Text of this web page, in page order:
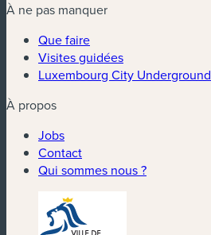
À ne pas manquer
Que faire
Visites guidées
Luxembourg City Underground
À propos
Jobs
Contact
Qui sommes nous ?